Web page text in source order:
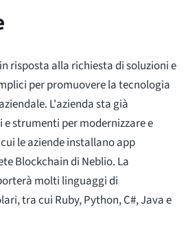
risposta alla richiesta di soluzioni e
per promuovere la tecnologia
L'azienda sta già
e strumenti per modernizzare e
le aziende installano app
Blockchain di Neblio. La
molti linguaggi di
tra cui Ruby, Python, C#, Java e